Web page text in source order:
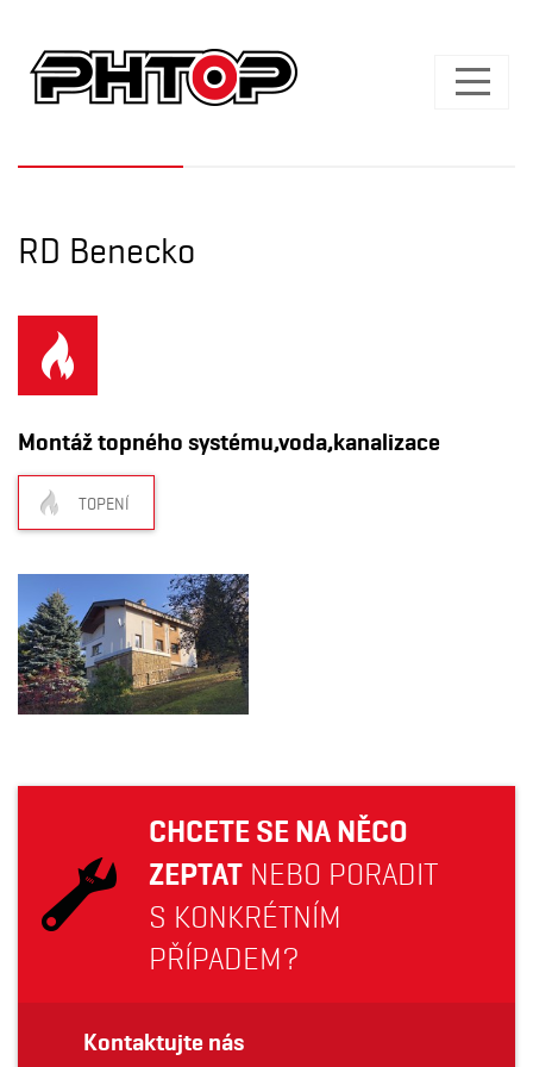
RD Benecko
Montáž topného systému,voda,kanalizace
TOPENÍ
CHCETE SE NA NĚCO
ZEPTAT NEBO PORADIT
S KONKRÉTNÍM
PŘÍPADEM?
Kontaktujte nás